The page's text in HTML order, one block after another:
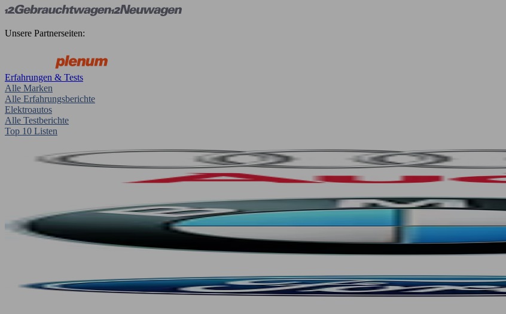
Unsere Partnerseiten:
Erfahrungen & Tests
Alle Marken
Alle Erfahrungsberichte
Elektroautos
Alle Testberichte
Top 10 Listen